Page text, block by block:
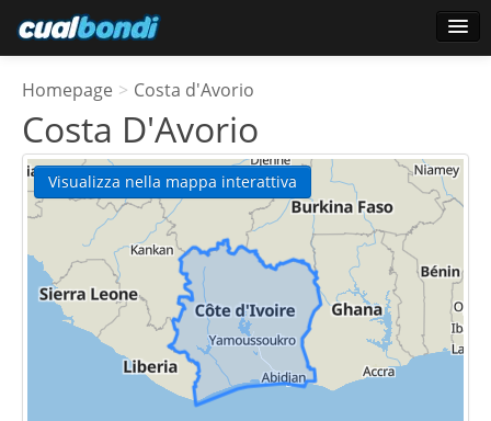
Utenti preferiti
Sondaggio
Homepage > Costa d'Avorio
Costa D'Avorio
Visualizza nella mappa interattiva